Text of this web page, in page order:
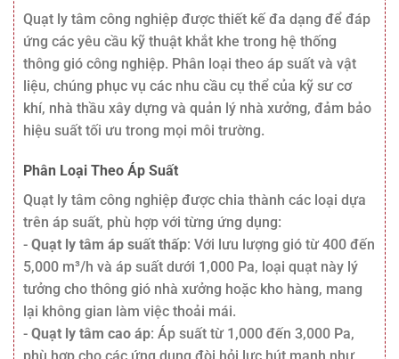
Quạt ly tâm công nghiệp được thiết kế đa dạng để đáp
ứng các yêu cầu kỹ thuật khắt khe trong hệ thống
thông gió công nghiệp. Phân loại theo áp suất và vật
liệu, chúng phục vụ các nhu cầu cụ thể của kỹ sư cơ
khí, nhà thầu xây dựng và quản lý nhà xưởng, đảm bảo
hiệu suất tối ưu trong mọi môi trường.
Phân Loại Theo Áp Suất
Quạt ly tâm công nghiệp được chia thành các loại dựa
trên áp suất, phù hợp với từng ứng dụng:
- Quạt ly tâm áp suất thấp: Với lưu lượng gió từ 400 đến
5,000 m³/h và áp suất dưới 1,000 Pa, loại quạt này lý
tưởng cho thông gió nhà xưởng hoặc kho hàng, mang
lại không gian làm việc thoải mái.
- Quạt ly tâm cao áp: Áp suất từ 1,000 đến 3,000 Pa,